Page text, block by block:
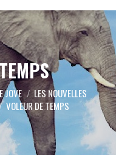
JOVE
LES NOUVELLES
VOLEUR DE TEMPS